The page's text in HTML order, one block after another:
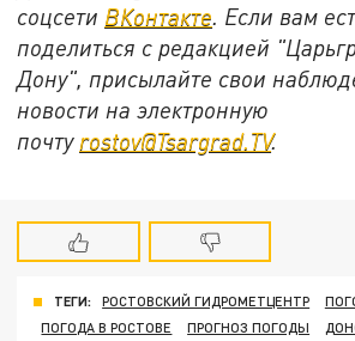
соцсети ВКонтакте. Если вам
поделиться с редакцией
Дону", присылайте свои
новости на электронную
почту rostov@Tsargrad.ТV.
ТЕГИ: РОСТОВСКИЙ ГИДРОМЕТЦЕНТР
ПОГОДА В РОСТОВЕ
ПРОГНОЗ ПОГОДЫ